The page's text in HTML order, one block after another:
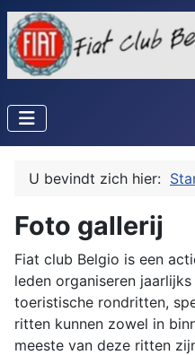
U bevindt zich hier:
Foto gallerij
Fiat club Belgio is een
leden organiseren
toeristische rondritten,
ritten kunnen zowel in
meeste van deze ritten